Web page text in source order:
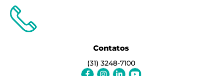
Contatos
(31) 3248-7100
Facebook-
Instagram
Linkedin-
Youtube